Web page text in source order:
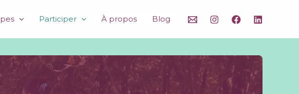
Participer À propos Blog